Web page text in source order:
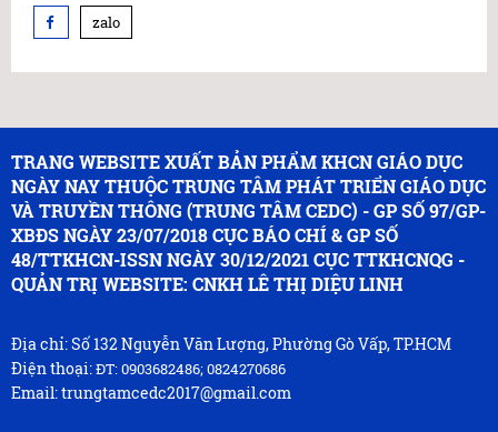
zalo
TRANG WEBSITE XUẤT BẢN PHẨM KHCN GIÁO DỤC
NGÀY NAY THUỘC TRUNG TÂM PHÁT TRIỂN GIÁO DỤC
VÀ TRUYỀN THÔNG (TRUNG TÂM CEDC) - GP SỐ 97/GP-
XBĐS NGÀY 23/07/2018 CỤC BÁO CHÍ & GP SỐ
48/TTKHCN-ISSN NGÀY 30/12/2021 CỤC TTKHCNQG -
QUẢN TRỊ WEBSITE: CNKH LÊ THỊ DIỆU LINH
Địa chỉ: Số 132 Nguyễn Văn Lượng, Phường Gò Vấp, TP.HCM
Điện thoại:ĐT: 0903682486; 0824270686
Email: trungtamcedc2017@gmail.com